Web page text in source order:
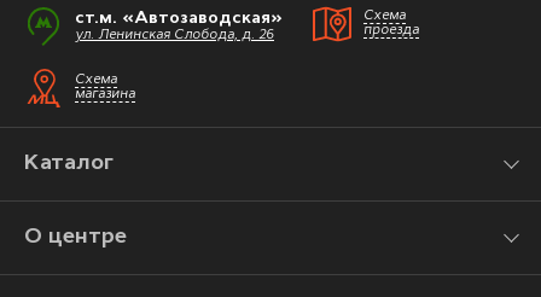
ст.м. «Автозаводская»
ул. Ленинская Слобода, д. 26
Схема
проезда
Схема
магазина
Каталог
О центре